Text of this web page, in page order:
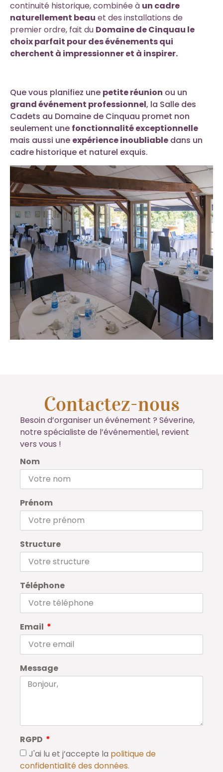
continuité historique, combinée à un cadre
naturellement beau et des installations de
premier ordre, fait du Domaine de Cinquau le
choix parfait pour des événements qui
cherchent à impressionner et à inspirer.
Que vous planifiez une petite réunion ou un
grand événement professionnel, la Salle des
Cadets au Domaine de Cinquau promet non
seulement une fonctionnalité exceptionnelle
mais aussi une expérience inoubliable dans un
cadre historique et naturel exquis.
Contactez-nous
Besoin d’organiser un événement ? Séverine,
notre spécialiste de l’événementiel, revient
vers vous !
Nom
Prénom
Structure
Téléphone
Email
Message
RGPD
J'ai lu et j’accepte la politique de
confidentialité des données.